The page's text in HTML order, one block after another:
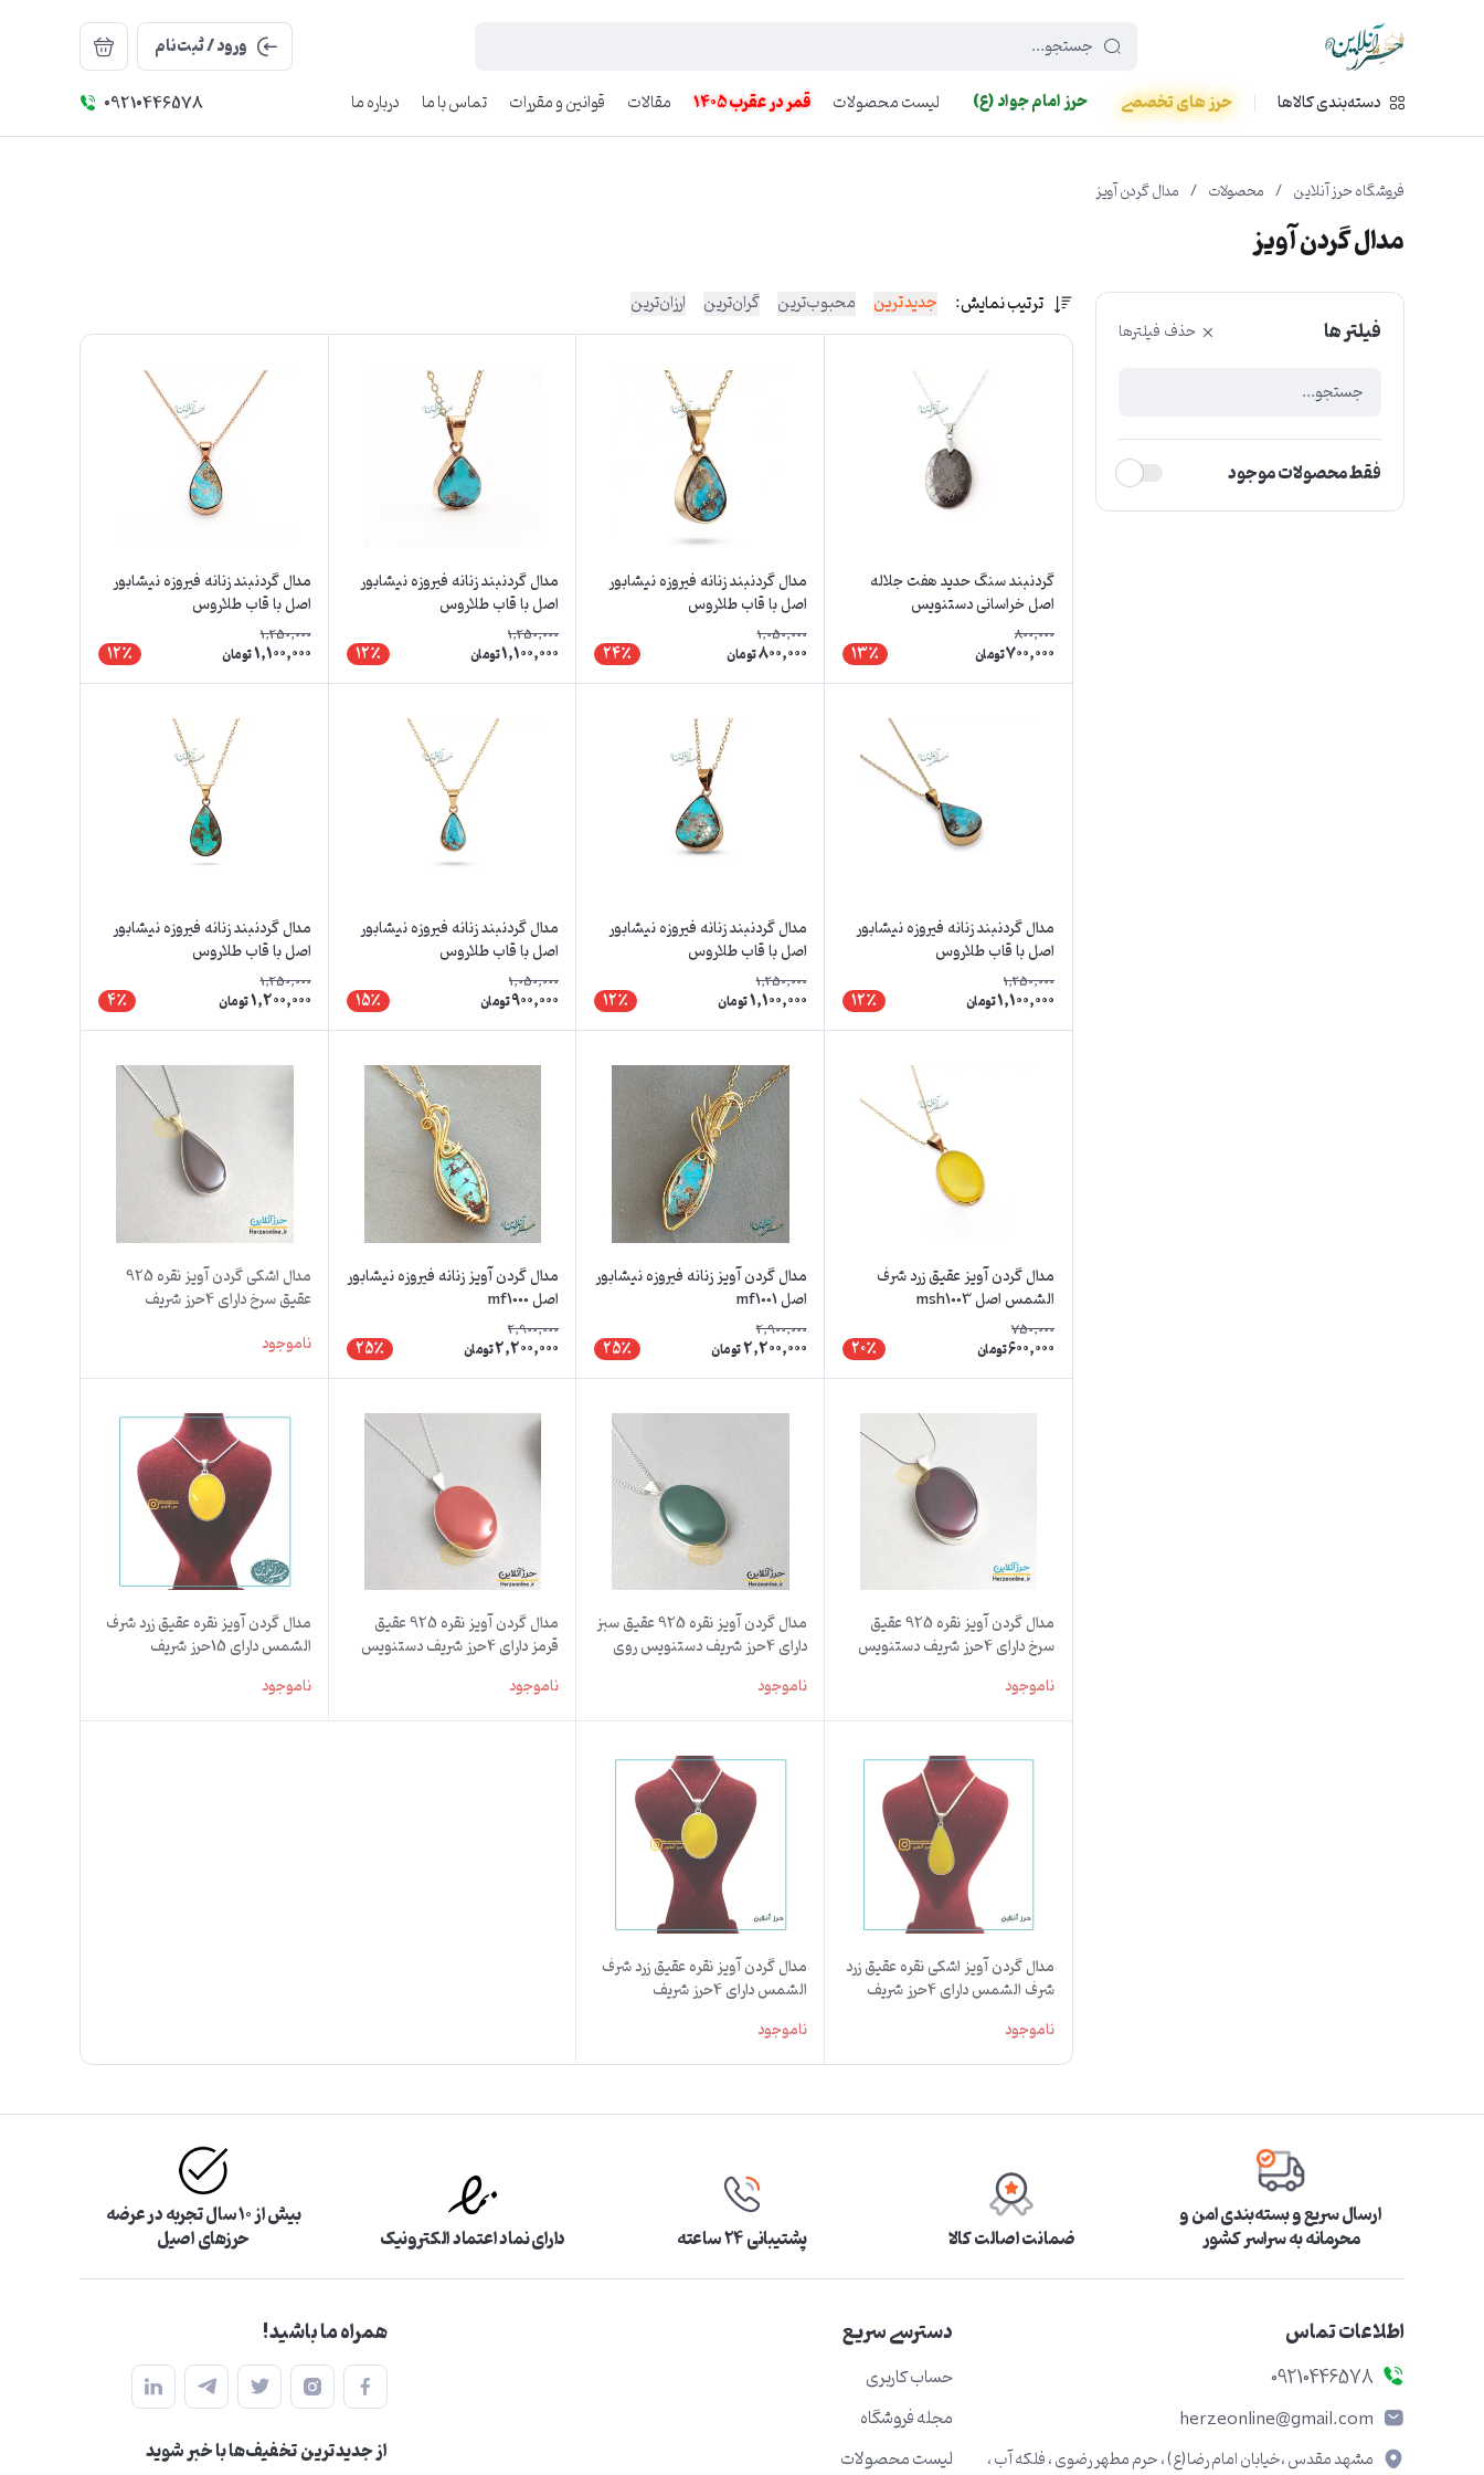
449f43cf-3da2-4422-bb12-2566cb5b8b05
ورود / ثبت‌نام
دسته‌بندی کالاها
حرز های تخصصی حرز امام جواد (ع) لیست محصولات قمر در عقرب 1405 مقالات قوانین و مقررات تماس با ما درباره ما 09210446578
فروشگاه حرز آنلاین / محصولات / مدال گردن آویز
مدال گردن آویز
فیلتر ها حذف فیلترها
فقط محصولات موجود
ترتیب نمایش: جدیدترین محبوب‌ترین گران‌ترین ارزان‌ترین
گردنبند سنگ حدید هفت جلاله
اصل خراسانی دستنویس
800,000
700,000تومان 13٪
مدال گردنبند زنانه فیروزه نیشابور
اصل با قاب طلاروس
1,050,000
800,000تومان 24٪
مدال گردنبند زنانه فیروزه نیشابور
اصل با قاب طلاروس
1,250,000
1,100,000تومان 12٪
مدال گردنبند زنانه فیروزه نیشابور
اصل با قاب طلاروس
1,250,000
1,100,000تومان 12٪
مدال گردنبند زنانه فیروزه نیشابور
اصل با قاب طلاروس
1,250,000
1,100,000تومان 12٪
مدال گردنبند زنانه فیروزه نیشابور
اصل با قاب طلاروس
1,250,000
1,100,000تومان 12٪
مدال گردنبند زنانه فیروزه نیشابور
اصل با قاب طلاروس
1,050,000
900,000تومان 15٪
مدال گردنبند زنانه فیروزه نیشابور
اصل با قاب طلاروس
1,250,000
1,200,000تومان 4٪
مدال گردن آویز عقیق زرد شرف
الشمس اصل msh1003
750,000
600,000تومان 20٪
مدال گردن آویز زنانه فیروزه نیشابور
اصل mf1001
2,900,000
2,200,000تومان 25٪
مدال گردن آویز زنانه فیروزه نیشابور
اصل mf1000
2,900,000
2,200,000تومان 25٪
مدال اشکی گردن آویز نقره 925
عقیق سرخ دارای 4حرز شریف
ناموجود
مدال گردن آویز نقره 925 عقیق
سرخ دارای 4حرز شریف دستنویس
ناموجود
مدال گردن آویز نقره 925 عقیق سبز
دارای 4حرز شریف دستنویس روی
ناموجود
مدال گردن آویز نقره 925 عقیق
قرمز دارای 4حرز شریف دستنویس
ناموجود
مدال گردن آویز نقره عقیق زرد شرف
الشمس دارای 15حرز شریف
ناموجود
مدال گردن آویز اشکی نقره عقیق زرد
شرف الشمس دارای 4حرز شریف
ناموجود
مدال گردن آویز نقره عقیق زرد شرف
الشمس دارای 4حرز شریف
ناموجود
ارسال سریع و بسته‌بندی امن و
محرمانه به سراسر کشور ضمانت اصالت کالا پشتیبانی ۲۴ ساعته دارای نماد اعتماد الکترونیک
بیش از ۱۰ سال تجربه در عرضه
حرزهای اصیل
اطلاعات تماس
09210446578
herzeonline@gmail.com
مشهد مقدس ،خیابان امام رضا(ع) ، حرم مطهر رضوی ، فلکه آب ،
دسترسی سریع
حساب کاربری
مجله فروشگاه
لیست محصولات
همراه ما باشید!
از جدید‌ترین تخفیف‌ها با‌ خبر شوید